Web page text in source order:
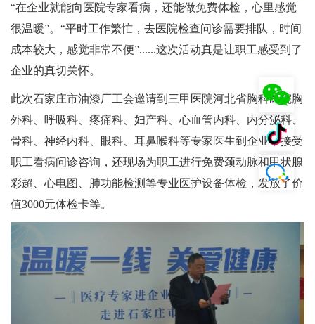
“在企业就能向医院专家看病，还能做免费体检，心里感觉
很温暖”。“平时工作繁忙，去医院检查问诊需要排队，时间
成本较大，感觉非常不便”......这次活动真是让职工感受到了
企业的真切关怀。
此次石家庄市油漆厂工会邀请到三甲医院河北省胸科医院胸
外科、呼吸科、疼痛科、妇产科、心血管内科、内分泌科、
骨科、神经内科、眼科、耳鼻喉科等专家医生到企业，接受
职工看病问诊咨询，还现场为职工进行免费颈动脉和甲状腺
彩超、心电图、肺功能检测等专业医护设备体检，发放了价
值3000元体检卡等。